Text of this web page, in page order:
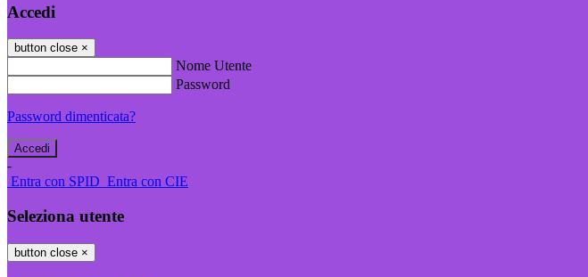
Accedi
button close ×
Nome Utente
Password
Password dimenticata?
-
Entra con SPID Entra con CIE
Seleziona utente
button close ×